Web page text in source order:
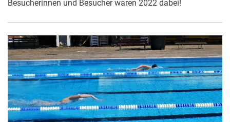
Besucherinnen und Besucher waren 2022 dabei!